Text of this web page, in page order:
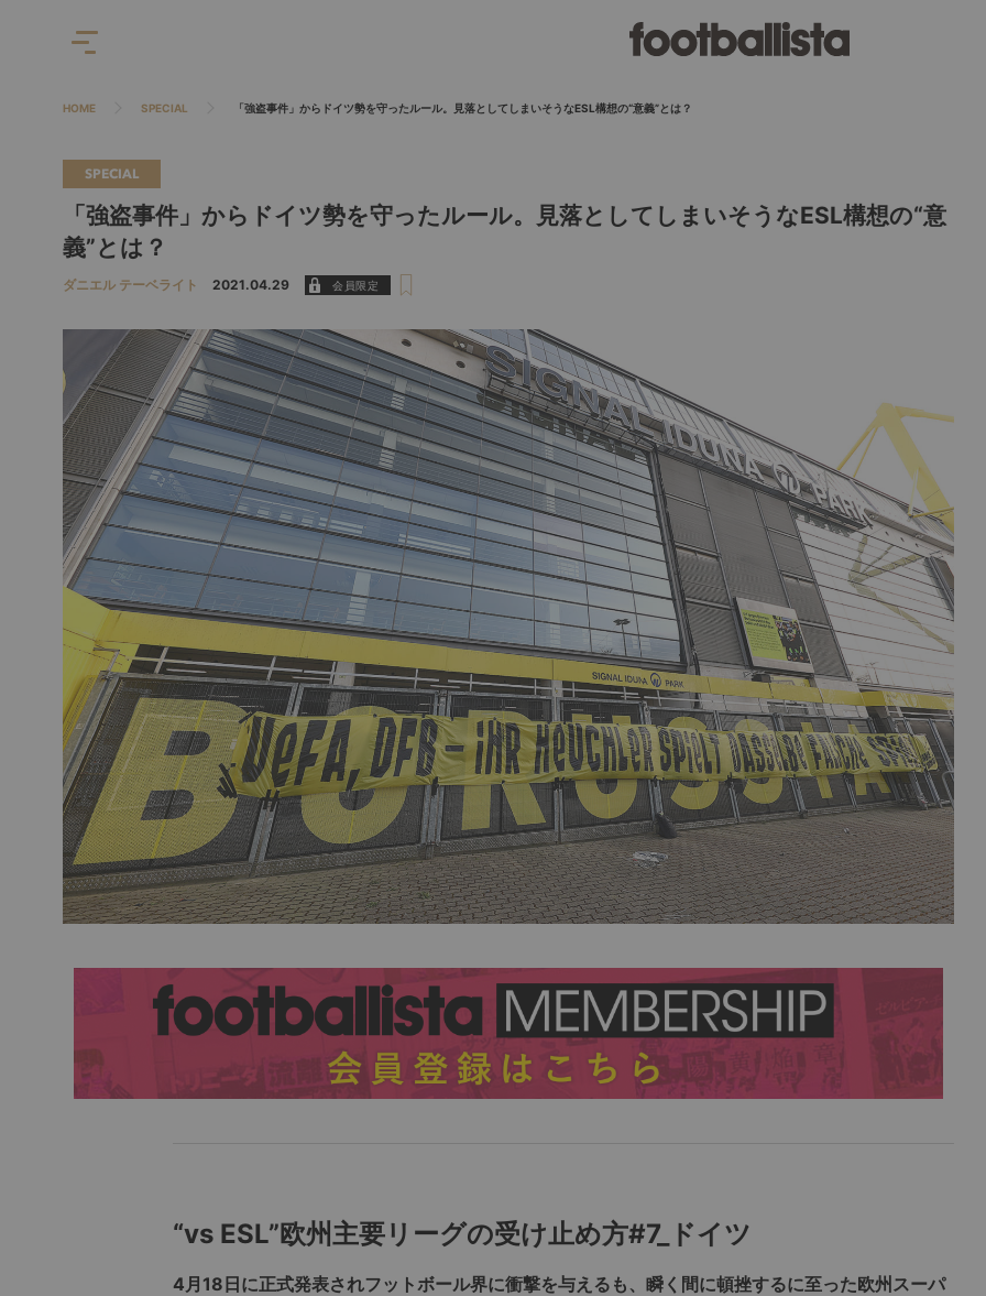
HOME SPECIAL 「強盗事件」からドイツ勢を守ったルール。見落としてしまいそうなESL構想の“意義”とは？
SPECIAL
「強盗事件」からドイツ勢を守ったルール。見落としてしまいそうなESL構想の“意
義”とは？
ダニエル テーベライト 2021.04.29
“vs ESL”欧州主要リーグの受け止め方#7_ドイツ
4月18日に正式発表されフットボール界に衝撃を与えるも、瞬く間に頓挫するに至った欧州スーパ